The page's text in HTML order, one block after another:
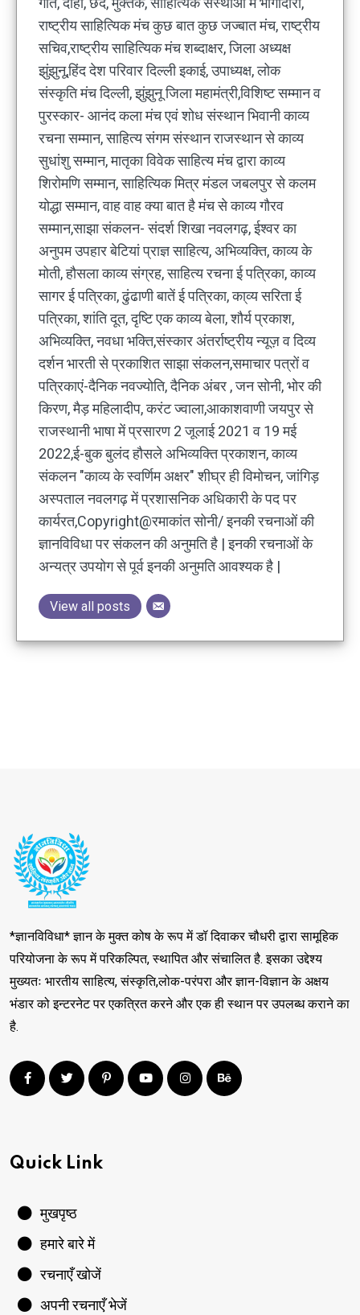
राष्ट्रीय साहित्यिक मंच कुछ बात कुछ जज्बात मंच, राष्ट्रीय
सचिव,राष्ट्रीय साहित्यिक मंच शब्दाक्षर, जिला अध्यक्ष
झुंझुनू,हिंद देश परिवार दिल्ली इकाई, उपाध्यक्ष, लोक
संस्कृति मंच दिल्ली, झुंझुनू जिला महामंत्री,विशिष्ट सम्मान व
पुरस्कार- आनंद कला मंच एवं शोध संस्थान भिवानी काव्य
रचना सम्मान, साहित्य संगम संस्थान राजस्थान से काव्य
सुधांशु सम्मान, मातृका विवेक साहित्य मंच द्वारा काव्य
शिरोमणि सम्मान, साहित्यिक मित्र मंडल जबलपुर से कलम
योद्धा सम्मान, वाह वाह क्या बात है मंच से काव्य गौरव
सम्मान,साझा संकलन- संदर्श शिखा नवलगढ़, ईश्वर का
अनुपम उपहार बेटियां प्राज्ञ साहित्य, अभिव्यक्ति, काव्य के
मोती, हौसला काव्य संग्रह, साहित्य रचना ई पत्रिका, काव्य
सागर ई पत्रिका, ढुंढाणी बातें ई पत्रिका, का्व्य सरिता ई
पत्रिका, शांति दूत, दृष्टि एक काव्य बेला, शौर्य प्रकाश,
अभिव्यक्ति, नवधा भक्ति,संस्कार अंतर्राष्ट्रीय न्यूज़ व दिव्य
दर्शन भारती से प्रकाशित साझा संकलन,समाचार पत्रों व
पत्रिकाएं-दैनिक नवज्योति, दैनिक अंबर , जन सोनी, भोर की
किरण, मैड़ महिलादीप, करंट ज्वाला,आकाशवाणी जयपुर से
राजस्थानी भाषा में प्रसारण 2 जूलाई 2021 व 19 मई
2022,ई-बुक बुलंद हौसले अभिव्यक्ति प्रकाशन, काव्य
संकलन "काव्य के स्वर्णिम अक्षर" शीघ्र ही विमोचन, जांगिड़
अस्पताल नवलगढ़ में प्रशासनिक अधिकारी के पद पर
कार्यरत,Copyright@रमाकांत सोनी/ इनकी रचनाओं की
ज्ञानविविधा पर संकलन की अनुमति है | इनकी रचनाओं के
अन्यत्र उपयोग से पूर्व इनकी अनुमति आवश्यक है |
View all posts
*ज्ञानविविधा* ज्ञान के मुक्त कोष के रूप में डॉ दिवाकर चौधरी द्वारा सामूहिक
परियोजना के रूप में परिकल्पित, स्थापित और संचालित है. इसका उद्देश्य
मुख्यतः भारतीय साहित्य, संस्कृति,लोक-परंपरा और ज्ञान-विज्ञान के अक्षय
भंडार को इन्टरनेट पर एकत्रित करने और एक ही स्थान पर उपलब्ध कराने का
है.
Quick Link
मुखपृष्ठ
हमारे बारे में
रचनाएँ खोजें
अपनी रचनाएँ भेजें